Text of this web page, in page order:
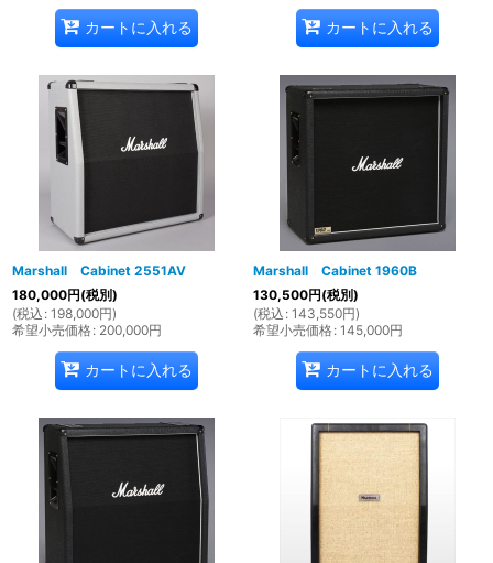
カートに入れる カートに入れる
Marshall Cabinet 2551AV
180,000円(税別)
(税込 : 198,000円)
希望小売価格: 200,000円
カートに入れる
Marshall Cabinet 1960B
130,500円(税別)
(税込 : 143,550円)
希望小売価格: 145,000円
カートに入れる